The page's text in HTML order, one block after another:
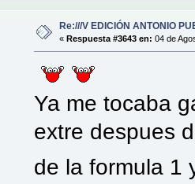
Re:///V EDICIÓN ANTONIO
« Respuesta #3643 en: 04 de
Ya me tocaba
extre despues
de la formula